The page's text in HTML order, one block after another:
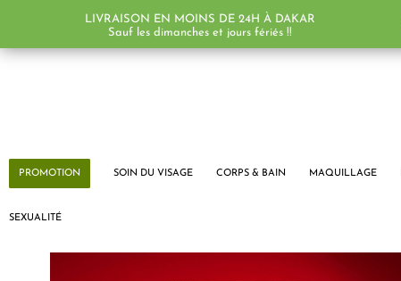
PROMOTION SOIN DU VISAGE CORPS & BAIN MAQUILLAGE
SEXUALITÉ
LIVRAISON EN MOINS DE 24H À DAKAR
Sauf les dimanches et jours fériés !!